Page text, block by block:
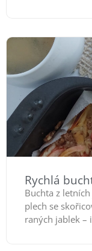
Rychlá
Buchta z
plech se
raných jablek –